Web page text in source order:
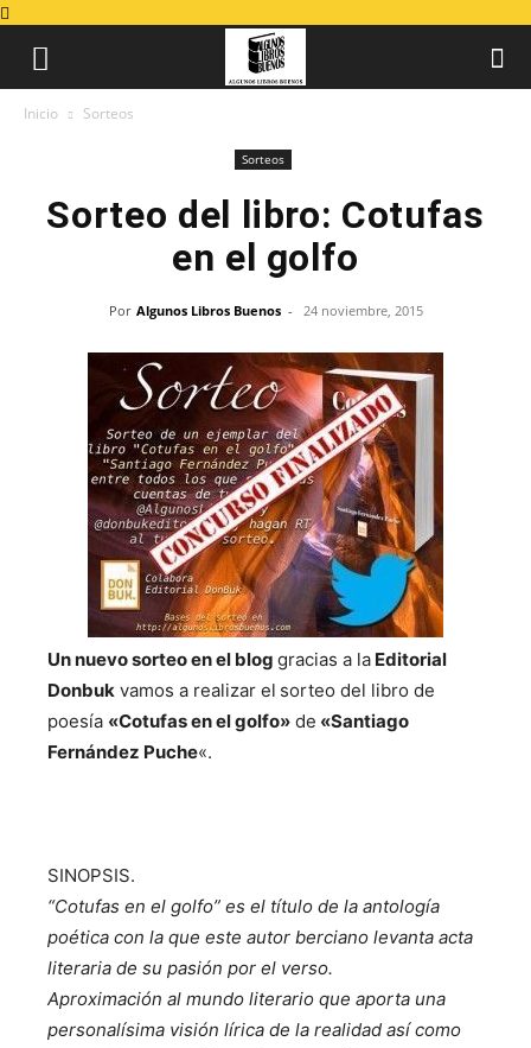
Inicio Sorteos
Sorteos
Sorteo del libro: Cotufas
en el golfo
Por Algunos Libros Buenos - 24 noviembre, 2015
Un nuevo sorteo en el blog gracias a la Editorial
Donbuk vamos a realizar el sorteo del libro de
poesía «Cotufas en el golfo» de «Santiago
Fernández Puche«.
SINOPSIS.
“Cotufas en el golfo” es el título de la antología
poética con la que este autor berciano levanta acta
literaria de su pasión por el verso.
Aproximación al mundo literario que aporta una
personalísima visión lírica de la realidad así como